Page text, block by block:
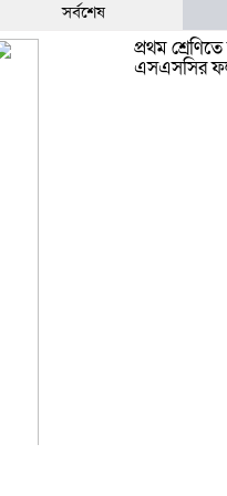
সর্বশেষ
প্রথম
এসএসসির